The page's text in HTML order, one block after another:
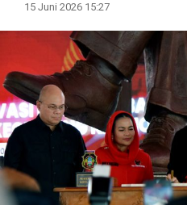
15 Juni 2026 15:27